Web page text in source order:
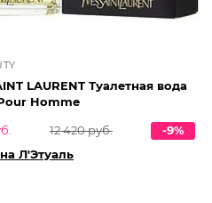
LAURENT Туалетная вода
Homme
12 420 руб.
-9%
Л'Этуаль